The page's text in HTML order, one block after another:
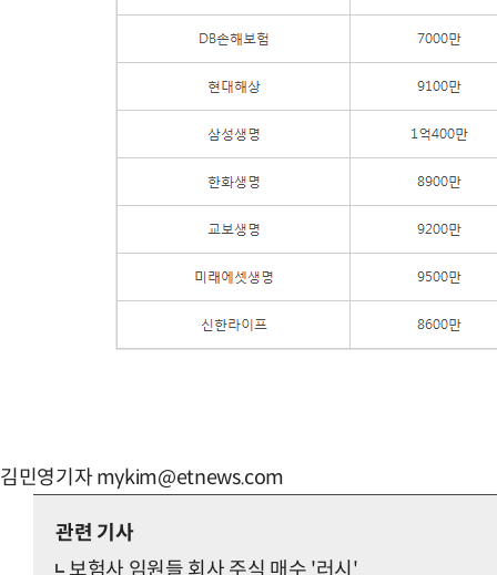
김민영기자 mykim@etnews.com
관련 기사
보험사 임원들 회사 주식 매수 '러시'